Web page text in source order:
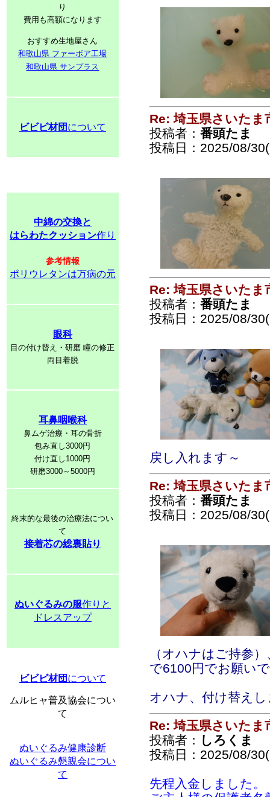
り
費用も高額になります
おすすめ生地屋さん
和歌山県 ファーボア工場
和歌山県 サンプラス
ビビビ材団 について
中綿の交換と
はらわたクッション作り
参考情報
ポリウレタンは万病の元
眼科
目の付け替え・研磨 瞳の修正
両目着脱
耳鼻咽喉科
鼻ムゲ治療・耳の骨折
包み直し3000円
付け直し1000円
研磨3000～5000円
終末的な最後の治療法につい
て
接着芯の総裏貼り
ぬいぐるみの服作りと
ドレスアップ
ビビビ材団 について
ムルヒャ普及協会につい
て
ぬいぐるみ健康診断
ぬいぐるみ懇親会につい
て
Re: 埼玉県さいたま
投稿者： 番頭たま
投稿日：2025/08/
Re: 埼玉県さいたま
投稿者： 番頭たま
投稿日：2025/08/
戻し入れます～
Re: 埼玉県さいたま
投稿者： 番頭たま
投稿日：2025/08/
（オハナはご持参
で6100円でお願い
オハナ、付け替え
Re: 埼玉県さいたま
投稿者： しろくま
投稿日：2025/08/
先程入金しました。